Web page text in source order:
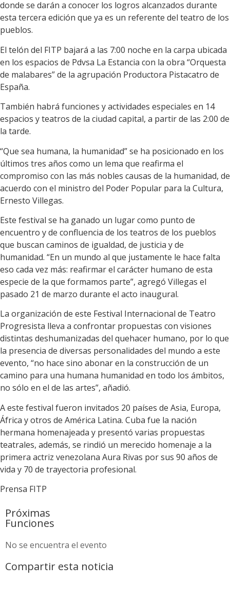
donde se darán a conocer los logros alcanzados durante
esta tercera edición que ya es un referente del teatro de los
pueblos.
El telón del FITP bajará a las 7:00 noche en la carpa ubicada
en los espacios de Pdvsa La Estancia con la obra “Orquesta
de malabares” de la agrupación Productora Pistacatro de
España.
También habrá funciones y actividades especiales en 14
espacios y teatros de la ciudad capital, a partir de las 2:00 de
la tarde.
“Que sea humana, la humanidad” se ha posicionado en los
últimos tres años como un lema que reafirma el
compromiso con las más nobles causas de la humanidad, de
acuerdo con el ministro del Poder Popular para la Cultura,
Ernesto Villegas.
Este festival se ha ganado un lugar como punto de
encuentro y de confluencia de los teatros de los pueblos
que buscan caminos de igualdad, de justicia y de
humanidad. “En un mundo al que justamente le hace falta
eso cada vez más: reafirmar el carácter humano de esta
especie de la que formamos parte”, agregó Villegas el
pasado 21 de marzo durante el acto inaugural.
La organización de este Festival Internacional de Teatro
Progresista lleva a confrontar propuestas con visiones
distintas deshumanizadas del quehacer humano, por lo que
la presencia de diversas personalidades del mundo a este
evento, “no hace sino abonar en la construcción de un
camino para una humana humanidad en todo los ámbitos,
no sólo en el de las artes”, añadió.
A este festival fueron invitados 20 países de Asia, Europa,
África y otros de América Latina. Cuba fue la nación
hermana homenajeada y presentó varias propuestas
teatrales, además, se rindió un merecido homenaje a la
primera actriz venezolana Aura Rivas por sus 90 años de
vida y 70 de trayectoria profesional.
Prensa FITP
Próximas
Funciones
No se encuentra el evento
Compartir esta noticia